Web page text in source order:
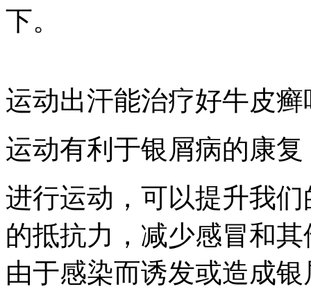
下。
运动出汗能治疗好牛皮癣
运动有利于银屑病的康复
进行运动，可以提升我
的抵抗力，减少感冒和
由于感染而诱发或造成